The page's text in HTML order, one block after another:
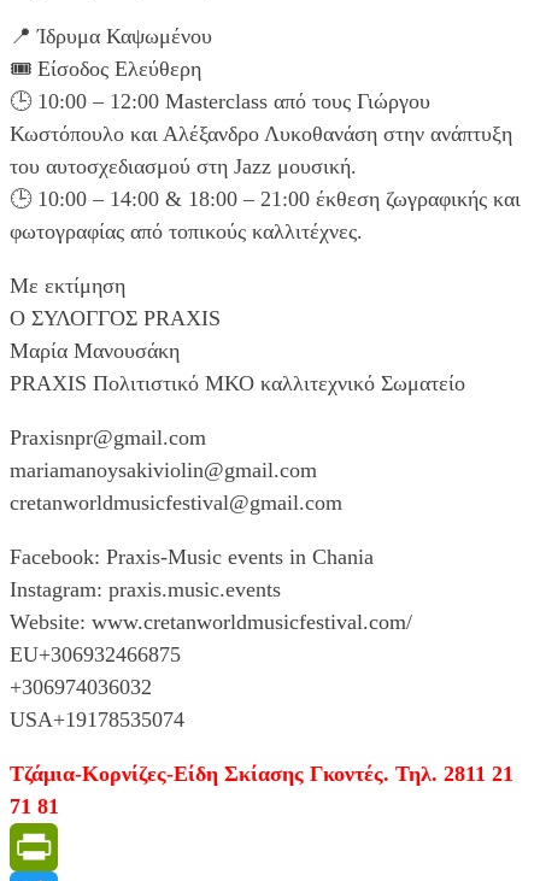
📍 Ίδρυμα Καψωμένου
🎟️ Είσοδος Ελεύθερη
🕒 10:00 – 12:00 Masterclass από τους Γιώργου
Κωστόπουλο και Αλέξανδρο Λυκοθανάση στην ανάπτυξη
του αυτοσχεδιασμού στη Jazz μουσική.
🕒 10:00 – 14:00 & 18:00 – 21:00 έκθεση ζωγραφικής και
φωτογραφίας από τοπικούς καλλιτέχνες.
Με εκτίμηση
Ο ΣΥΛΟΓΓΟΣ PRAXIS
Μαρία Μανουσάκη
PRAXIS Πολιτιστικό ΜΚΟ καλλιτεχνικό Σωματείο
Praxisnpr@gmail.com
mariamanoysakiviolin@gmail.com
cretanworldmusicfestival@gmail.com
Facebook: Praxis-Music events in Chania
Instagram: praxis.music.events
Website: www.cretanworldmusicfestival.com/
EU+306932466875
+306974036032
USA+19178535074
Τζάμια-Κορνίζες-Είδη Σκίασης Γκοντές. Τηλ. 2811 21
71 81